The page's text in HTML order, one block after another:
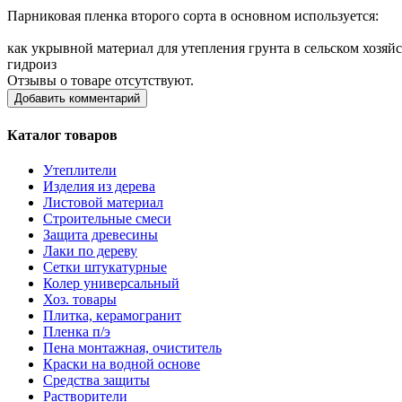
Парниковая пленка второго сорта в основном используется:
как укрывной материал для утепления грунта в сельском
гидроиз
Отзывы о товаре отсутствуют.
Добавить комментарий
Каталог товаров
Утеплители
Изделия из дерева
Листовой материал
Строительные смеси
Защита древесины
Лаки по дереву
Сетки штукатурные
Колер универсальный
Хоз. товары
Плитка, керамогранит
Пленка п/э
Пена монтажная, очиститель
Краски на водной основе
Средства защиты
Растворители